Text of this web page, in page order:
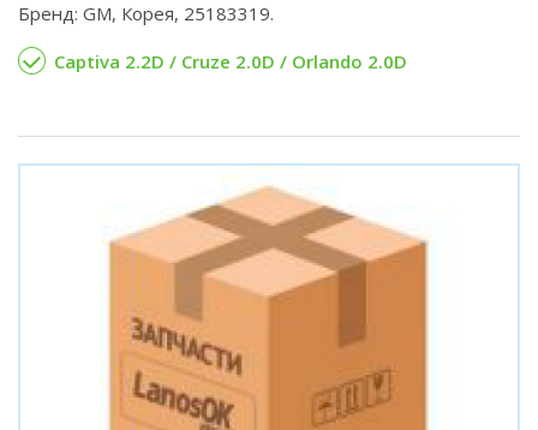
Бренд: GM, Корея, 25183319.
Captiva 2.2D / Cruze 2.0D / Orlando 2.0D